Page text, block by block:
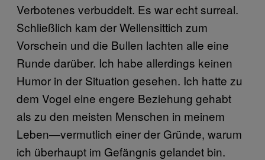
Verbotenes verbuddelt. Es war echt surreal.
Schließlich kam der Wellensittich zum
Vorschein und die Bullen lachten alle eine
Runde darüber. Ich habe allerdings keinen
Humor in der Situation gesehen. Ich hatte zu
dem Vogel eine engere Beziehung gehabt
als zu den meisten Menschen in meinem
Leben—vermutlich einer der Gründe, warum
ich überhaupt im Gefängnis gelandet bin.